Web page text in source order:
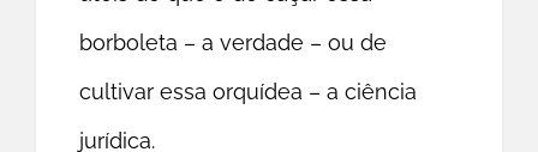
borboleta – a verdade – ou de
cultivar essa orquídea – a ciência
jurídica.